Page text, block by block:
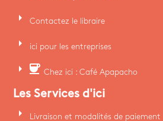
arrow_right Contactez le libraire
arrow_right ici pour les entreprises
arrow_right coffee Chez ici : Café Apapacho
Les Services d'ici
arrow_right Livraison et modalités de paiement